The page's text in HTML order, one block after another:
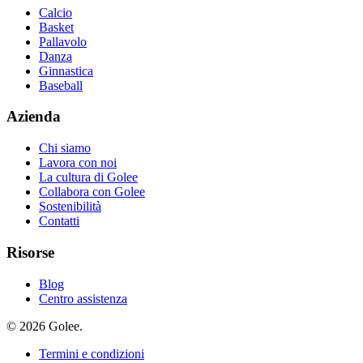
Calcio
Basket
Pallavolo
Danza
Ginnastica
Baseball
Azienda
Chi siamo
Lavora con noi
La cultura di Golee
Collabora con Golee
Sostenibilità
Contatti
Risorse
Blog
Centro assistenza
© 2026 Golee.
Termini e condizioni